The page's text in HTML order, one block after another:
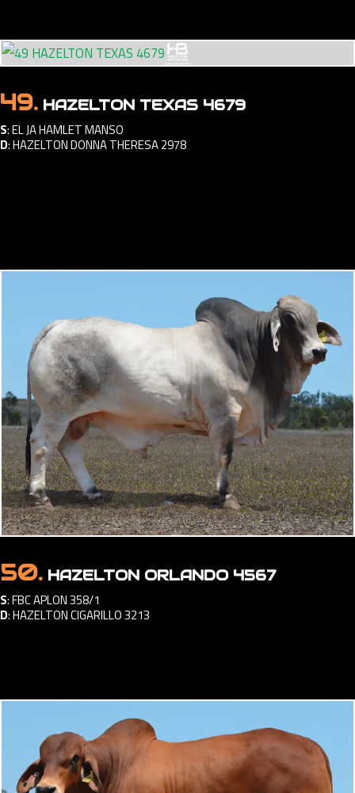
49. HAZELTON TEXAS 4679
S:EL JA HAMLET MANSO
D:HAZELTON DONNA THERESA 2978
50. HAZELTON ORLANDO 4567
S:FBC APLON 358/1
D:HAZELTON CIGARILLO 3213